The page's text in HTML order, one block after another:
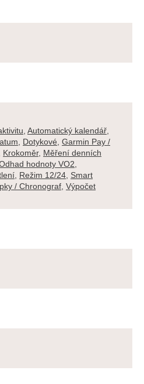
Automatický kalendář
Dotykové Garmin Pay /
Krokoměr, Měření denních
hodnoty VO2
Režim 12/24 Smart
/ Chronograf Výpočet